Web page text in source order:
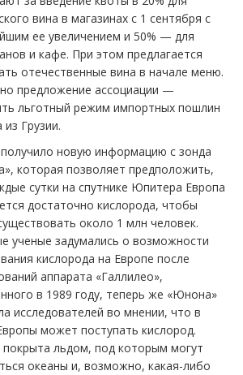
вина в магазинах с 1 сентября с
ее увеличением и 50% — для
и кафе. При этом предлагается
отечественные вина в начале меню.
предложение ассоциации —
льготный режим импортных пошлин
из Грузии.
получило новую информацию с зонда
которая позволяет предположить,
сутки на спутнике Юпитера Европа
достаточно кислорода, чтобы
около 1 млн человек.
ученые задумались о возможности
кислорода на Европе после
аппарата «Галлилео»,
в 1989 году, теперь же «Юнона»
исследователей во мнении, что в
может поступать кислород.
покрыта льдом, под которым могут
океаны и, возможно, какая-либо